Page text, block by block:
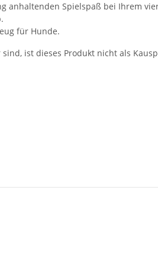
anhaltenden Spielspaß bei Ihrem
für Hunde.
ist dieses Produkt nicht als